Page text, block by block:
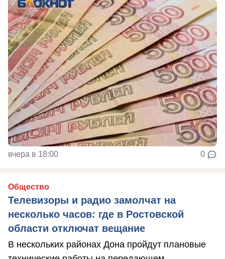
вчера в 18:00 0
Общество
Телевизоры и радио замолчат на
несколько часов: где в Ростовской
области отключат вещание
В нескольких районах Дона пройдут плановые